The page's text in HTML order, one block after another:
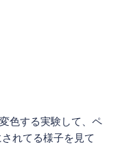
色する実験して、ペ
れてる様子を見て